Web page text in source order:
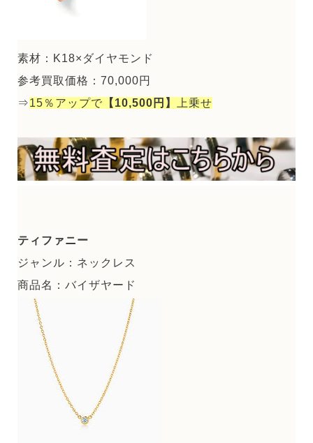
素材：K18×ダイヤモンド
参考買取価格：70,000円
⇒15％アップで 【10,500円】 上乗せ
ティファニー
ジャンル：ネックレス
商品名：バイザヤード